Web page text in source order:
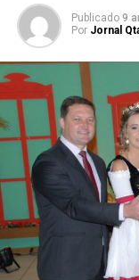
Publicado 9
Por Jornal